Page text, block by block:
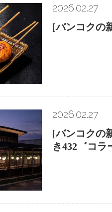
2026.02.27
[バンコクの
2026.02.27
[バンコクの
き432゛コラ